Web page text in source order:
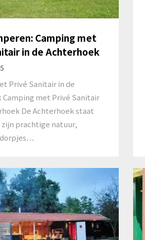
Camping met
in de Achterhoek
Privé Sanitair in de
met Privé Sanitair
De Achterhoek staat
prachtige natuur,